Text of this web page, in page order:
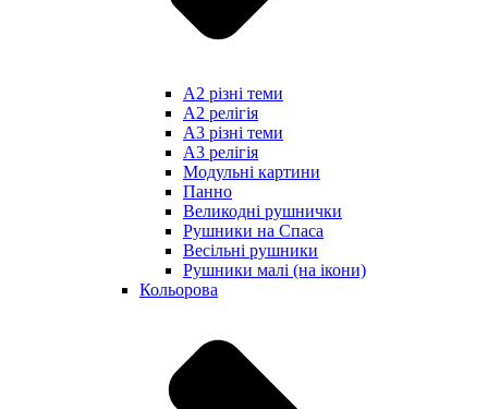
А2 різні теми
А2 релігія
А3 різні теми
А3 релігія
Модульні картини
Панно
Великодні рушнички
Рушники на Спаса
Весільні рушники
Рушники малі (на ікони)
Кольорова